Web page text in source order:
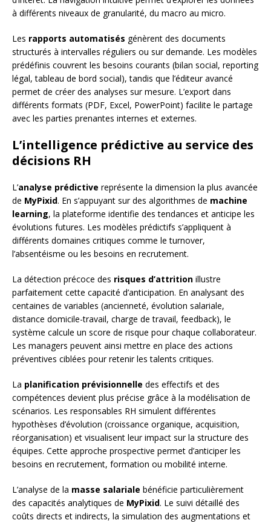
à différents niveaux de granularité, du macro au micro.
Les rapports automatisés génèrent des documents
structurés à intervalles réguliers ou sur demande. Les modèles
prédéfinis couvrent les besoins courants (bilan social, reporting
légal, tableau de bord social), tandis que l’éditeur avancé
permet de créer des analyses sur mesure. L’export dans
différents formats (PDF, Excel, PowerPoint) facilite le partage
avec les parties prenantes internes et externes.
L’intelligence prédictive au service des
décisions RH
L’analyse prédictive représente la dimension la plus avancée
de MyPixid. En s’appuyant sur des algorithmes de machine
learning, la plateforme identifie des tendances et anticipe les
évolutions futures. Les modèles prédictifs s’appliquent à
différents domaines critiques comme le turnover,
l’absentéisme ou les besoins en recrutement.
La détection précoce des risques d’attrition illustre
parfaitement cette capacité d’anticipation. En analysant des
centaines de variables (ancienneté, évolution salariale,
distance domicile-travail, charge de travail, feedback), le
système calcule un score de risque pour chaque collaborateur.
Les managers peuvent ainsi mettre en place des actions
préventives ciblées pour retenir les talents critiques.
La planification prévisionnelle des effectifs et des
compétences devient plus précise grâce à la modélisation de
scénarios. Les responsables RH simulent différentes
hypothèses d’évolution (croissance organique, acquisition,
réorganisation) et visualisent leur impact sur la structure des
équipes. Cette approche prospective permet d’anticiper les
besoins en recrutement, formation ou mobilité interne.
L’analyse de la masse salariale bénéficie particulièrement
des capacités analytiques de MyPixid. Le suivi détaillé des
coûts directs et indirects, la simulation des augmentations et